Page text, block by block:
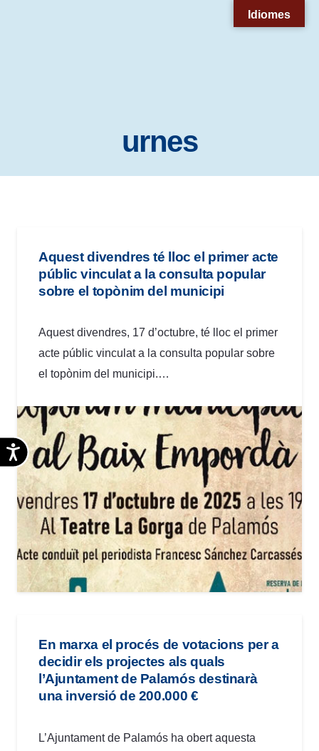
accesibilidad.
Accesibilidad
urnes
Aquest divendres té lloc el primer acte
públic vinculat a la consulta popular
sobre el topònim del municipi
Aquest divendres, 17 d’octubre, té lloc el primer
acte públic vinculat a la consulta popular sobre
el topònim del municipi.…
En marxa el procés de votacions per a
decidir els projectes als quals
l’Ajuntament de Palamós destinarà
una inversió de 200.000 €
L’Ajuntament de Palamós ha obert aquesta
Idiomes